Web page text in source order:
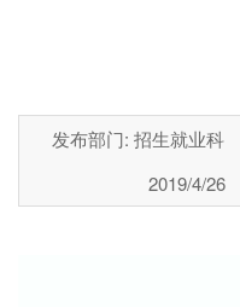
发布部门: 招生就业科
2019/4/26